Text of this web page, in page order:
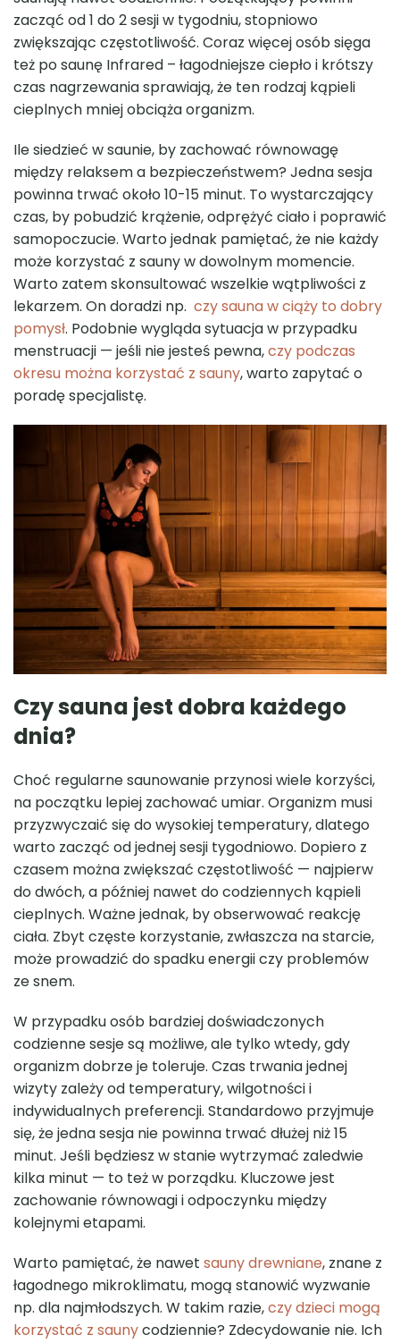
zacząć od 1 do 2 sesji w tygodniu, stopniowo
zwiększając częstotliwość. Coraz więcej osób sięga
też po saunę Infrared – łagodniejsze ciepło i krótszy
czas nagrzewania sprawiają, że ten rodzaj kąpieli
cieplnych mniej obciąża organizm.
Ile siedzieć w saunie, by zachować równowagę
między relaksem a bezpieczeństwem? Jedna sesja
powinna trwać około 10-15 minut. To wystarczający
czas, by pobudzić krążenie, odprężyć ciało i poprawić
samopoczucie. Warto jednak pamiętać, że nie każdy
może korzystać z sauny w dowolnym momencie.
Warto zatem skonsultować wszelkie wątpliwości z
lekarzem. On doradzi np. czy sauna w ciąży to dobry
pomysł. Podobnie wygląda sytuacja w przypadku
menstruacji — jeśli nie jesteś pewna,czy podczas
okresu można korzystać z sauny, warto zapytać o
poradę specjalistę.
Czy sauna jest dobra każdego
dnia?
Choć regularne saunowanie przynosi wiele korzyści,
na początku lepiej zachować umiar. Organizm musi
przyzwyczaić się do wysokiej temperatury, dlatego
warto zacząć od jednej sesji tygodniowo. Dopiero z
czasem można zwiększać częstotliwość — najpierw
do dwóch, a później nawet do codziennych kąpieli
cieplnych. Ważne jednak, by obserwować reakcję
ciała. Zbyt częste korzystanie, zwłaszcza na starcie,
może prowadzić do spadku energii czy problemów
ze snem.
W przypadku osób bardziej doświadczonych
codzienne sesje są możliwe, ale tylko wtedy, gdy
organizm dobrze je toleruje. Czas trwania jednej
wizyty zależy od temperatury, wilgotności i
indywidualnych preferencji. Standardowo przyjmuje
się, że jedna sesja nie powinna trwać dłużej niż 15
minut. Jeśli będziesz w stanie wytrzymać zaledwie
kilka minut — to też w porządku. Kluczowe jest
zachowanie równowagi i odpoczynku między
kolejnymi etapami.
Warto pamiętać, że nawet sauny drewniane, znane z
łagodnego mikroklimatu, mogą stanowić wyzwanie
np. dla najmłodszych. W takim razie,czy dzieci mogą
korzystać z saunycodziennie? Zdecydowanie nie. Ich